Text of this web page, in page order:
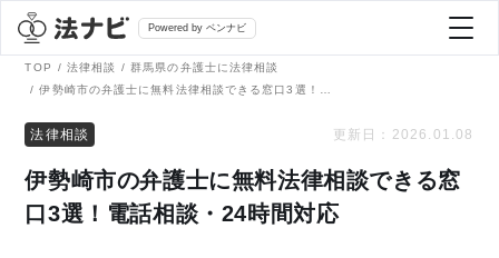
Powered by ベンナビ
全て
弁護士を探す
TOP 法律相談
群馬県の弁護士に法律相談
法律相談 更新日： 2026.01.08
伊勢崎市の弁護士に無料法律相談できる窓
口3選！電話相談・24時間対応